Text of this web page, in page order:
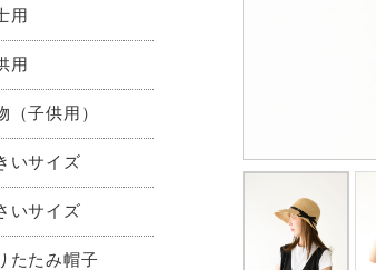
用
用
（子供用）
いサイズ
いサイズ
たたみ帽子